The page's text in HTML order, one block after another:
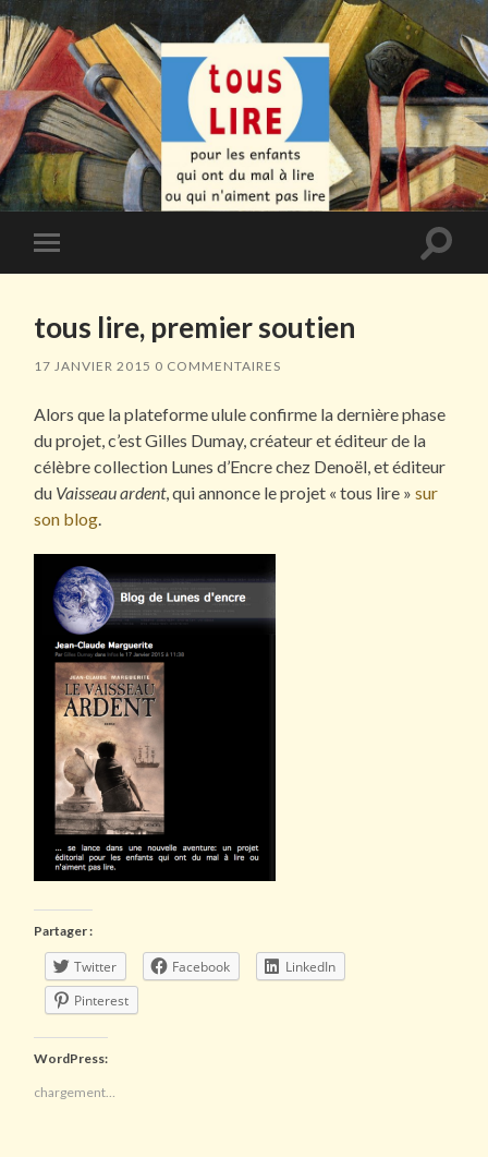
Toggle
mobile
Toggle
tous lire, premier soutien
17 JANVIER 2015 0 COMMENTAIRES
Alors que la plateforme ulule confirme la dernière phase
du projet, c’est Gilles Dumay, créateur et éditeur de la
célèbre collection Lunes d’Encre chez Denoël, et éditeur
du Vaisseau ardent, qui annonce le projet « tous lire »sur
son blog
Partager :
Twitter Facebook
LinkedIn
Pinterest
WordPress:
chargement…